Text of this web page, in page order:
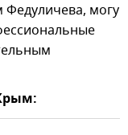
Федуличева, могу